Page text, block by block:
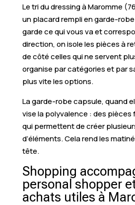
Le tri du dressing à Maromme
un placard rempli en garde-
garde ce qui vous va et
direction, on isole les pièces à
de côté celles qui ne servent
organise par catégories et par
plus vite les options.
La garde-robe capsule, quand
vise la polyvalence : des pièces
qui permettent de créer
d’éléments. Cela rend les
tête.
Shopping
personal shopper
achats utiles à